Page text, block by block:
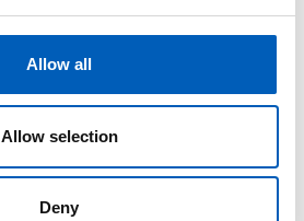
Allow all
Allow selection
Deny